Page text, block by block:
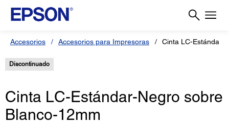
Accesorios Accesorios para Impresoras Cinta LC-Estándar-
Discontinuado
Cinta LC-Estándar-Negro sobre
Blanco-12mm